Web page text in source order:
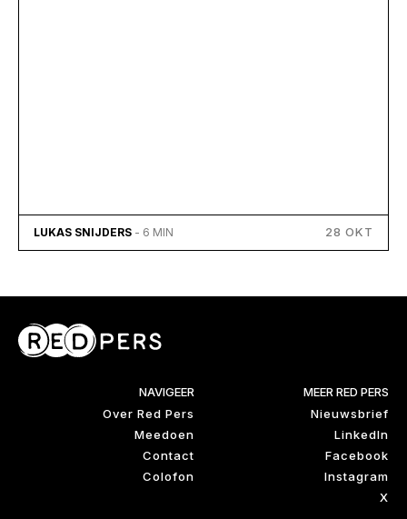
LUKAS SNIJDERS - 6 MIN 28 OKT
NAVIGEER
Over Red Pers
Meedoen
Contact
Colofon
MEER RED PERS
Nieuwsbrief
LinkedIn
Facebook
Instagram
X